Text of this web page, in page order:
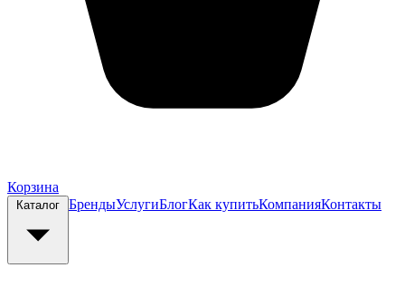
Корзина
Каталог БрендыУслугиБлогКак купитьКомпанияКонтакты